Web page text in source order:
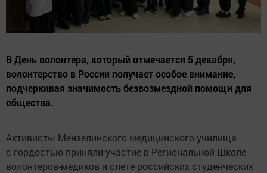
В День волонтера, который отмечается 5 декабря,
волонтерство в России получает особое внимание,
подчеркивая значимость безвозмездной помощи для
общества.
Активисты Мензелинского медицинского училища
с гордостью приняли участие в Региональной Школе
волонтеров-медиков и слете российских студенческих